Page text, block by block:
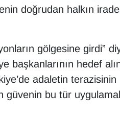
doğrudan halkın
gölgesine girdi”
hedef
adaletin terazisinin
bu tür